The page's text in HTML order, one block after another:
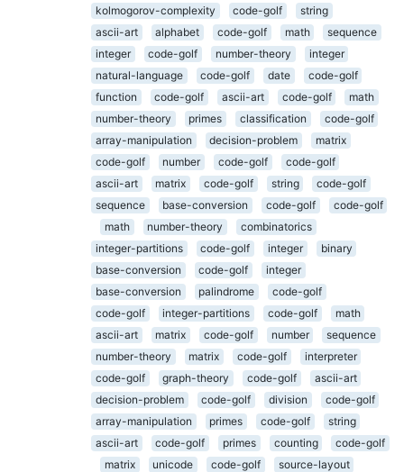
kolmogorov-complexity
code-golf
string
ascii-art
alphabet code-golf math
sequence
integer
code-golf number-theory
integer
natural-language
code-golf date
code-golf
function
code-golf ascii-art code-golf
math
number-theory
primes classification
code-golf
array-manipulation
decision-problem
matrix
code-golf
number code-golf
code-golf
ascii-art
matrix code-golf string
code-golf
sequence
base-conversion code-golf
code-golf
math
number-theory
combinatorics
integer-partitions
code-golf integer
binary
base-conversion
code-golf
integer
base-conversion
palindrome
code-golf
code-golf
integer-partitions code-golf
math
ascii-art
matrix code-golf number
sequence
number-theory
matrix code-golf
interpreter
code-golf
graph-theory code-golf
ascii-art
decision-problem
code-golf division
code-golf
array-manipulation
primes code-golf
string
ascii-art
code-golf primes counting
code-golf
matrix
unicode code-golf
source-layout